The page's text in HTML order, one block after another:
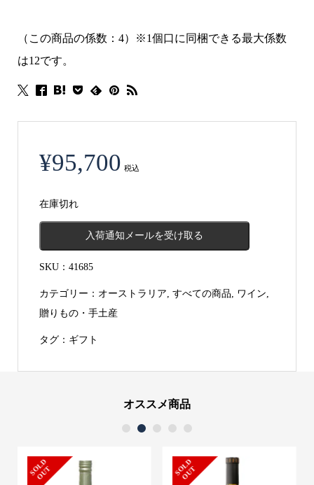
（この商品の係数：4）※1個口に同梱できる最大係数
は12です。
¥95,700 税込
在庫切れ
入荷通知メールを受け取る
SKU： 41685
カテゴリー： オーストラリア すべての商品 ワイン
贈りもの・手土産
タグ： ギフト
オススメ商品
S
O
L
D
O
U
T S
O
L
D
O
U
T
1 2 3 4 5